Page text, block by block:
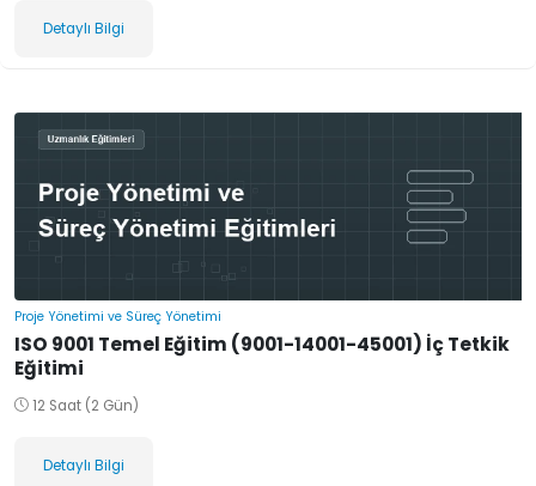
Detaylı Bilgi
Proje Yönetimi ve Süreç Yönetimi
ISO 9001 Temel Eğitim (9001-14001-45001) İç Tetkik
Eğitimi
12 Saat (2 Gün)
Detaylı Bilgi